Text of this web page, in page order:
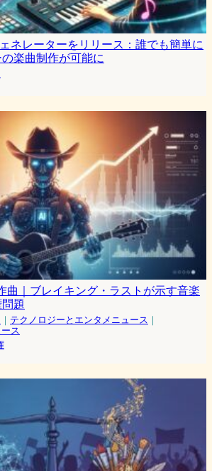
ネレーターをリリース：誰でも簡単に
楽曲制作が可能に
曲｜ブレイキング・ラストが示す音楽
題
｜ テクノロジーとエンタメニュース ｜
ス